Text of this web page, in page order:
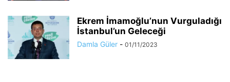
Ekrem İmamoğlu’nun Vurguladığı
İstanbul’un Geleceği
Damla Güler - 01/11/2023